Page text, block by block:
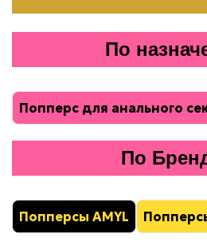
По
Попперс для анального
По
Попперсы AMYL